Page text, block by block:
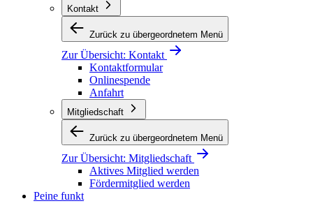
Kontakt
Zurück zu übergeordnetem Menü
Zur Übersicht: Kontakt
Kontaktformular
Onlinespende
Anfahrt
Mitgliedschaft
Zurück zu übergeordnetem Menü
Zur Übersicht: Mitgliedschaft
Aktives Mitglied werden
Fördermitglied werden
Peine funkt